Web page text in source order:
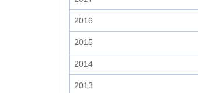
2016
2015
2014
2013